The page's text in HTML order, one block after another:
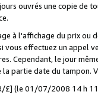
ouvrés une copie de
à l'affichage du prix
vous effectuez un appel
Cependant, le jour
partie date du tampon.
£] (le 01/07/2008 14 h